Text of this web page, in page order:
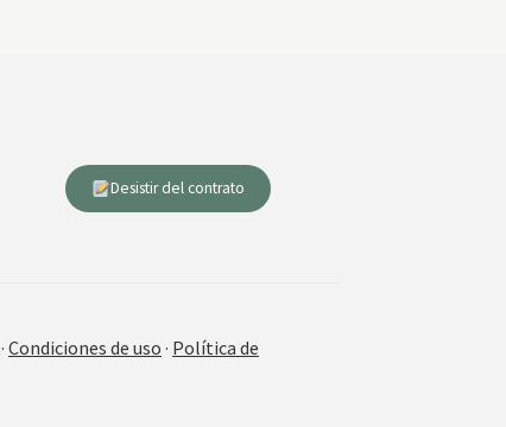
Desistir del contrato
·Condiciones de uso · Política de